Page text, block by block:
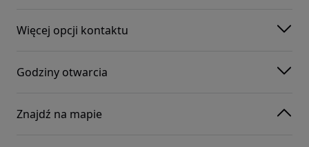
Więcej opcji kontaktu
Godziny otwarcia
Znajdź na mapie